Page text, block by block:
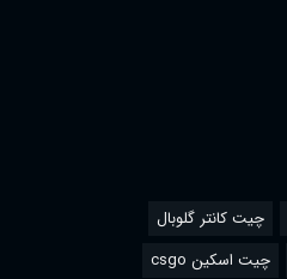
چیت کانتر گلوبال
چیت اسکین csgo